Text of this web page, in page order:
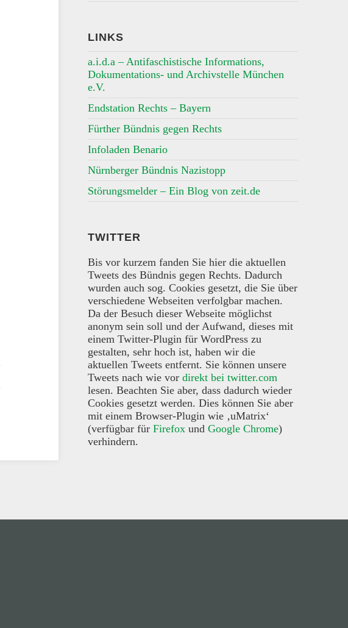
LINKS
a.i.d.a – Antifaschistische Informations,
Dokumentations- und Archivstelle München
e.V.
Endstation Rechts – Bayern
Fürther Bündnis gegen Rechts
Infoladen Benario
Nürnberger Bündnis Nazistopp
Störungsmelder – Ein Blog von zeit.de
TWITTER
Bis vor kurzem fanden Sie hier die aktuellen
Tweets des Bündnis gegen Rechts. Dadurch
wurden auch sog. Cookies gesetzt, die Sie über
verschiedene Webseiten verfolgbar machen.
Da der Besuch dieser Webseite möglichst
anonym sein soll und der Aufwand, dieses mit
einem Twitter-Plugin für WordPress zu
gestalten, sehr hoch ist, haben wir die
aktuellen Tweets entfernt. Sie können unsere
Tweets nach wie vordirekt bei twitter.com
lesen. Beachten Sie aber, dass dadurch wieder
Cookies gesetzt werden. Dies können Sie aber
mit einem Browser-Plugin wie ‚uMatrix‘
(verfügbar fürFirefox undGoogle Chrome)
verhindern.